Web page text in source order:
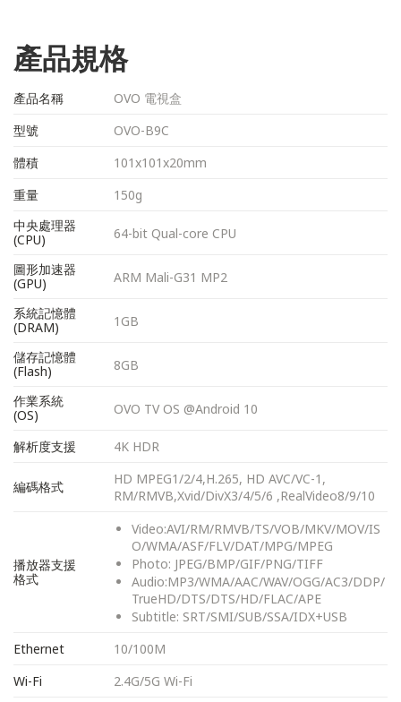
產品規格
產品名稱
OVO 電視盒
型號
OVO-B9C
體積
101x101x20mm
重量
150g
中央處理器
(CPU)
64-bit Qual-core CPU
圖形加速器
(GPU)
ARM Mali-G31 MP2
系統記憶體
(DRAM)
1GB
儲存記憶體
(Flash)
8GB
作業系統
(OS)
OVO TV OS @Android 10
解析度支援 4K HDR
編碼格式
HD MPEG1/2/4,H.265, HD AVC/VC-1,
RM/RMVB,Xvid/DivX3/4/5/6 ,RealVideo8/9/10
播放器支援
格式
Video:AVI/RM/RMVB/TS/VOB/MKV/MOV/IS
O/WMA/ASF/FLV/DAT/MPG/MPEG
Photo: JPEG/BMP/GIF/PNG/TIFF
Audio:MP3/WMA/AAC/WAV/OGG/AC3/DDP/
TrueHD/DTS/DTS/HD/FLAC/APE
Subtitle: SRT/SMI/SUB/SSA/IDX+USB
Ethernet
10/100M
Wi-Fi
2.4G/5G Wi-Fi